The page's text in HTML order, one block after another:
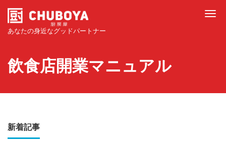
あなたの身近なグッドパートナー
飲食店開業マニュアル
新着記事